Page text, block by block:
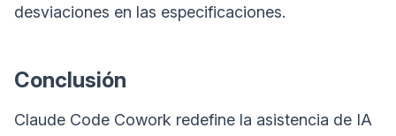
desviaciones en las especificaciones.
Conclusión
Claude Code Cowork redefine la asistencia de IA